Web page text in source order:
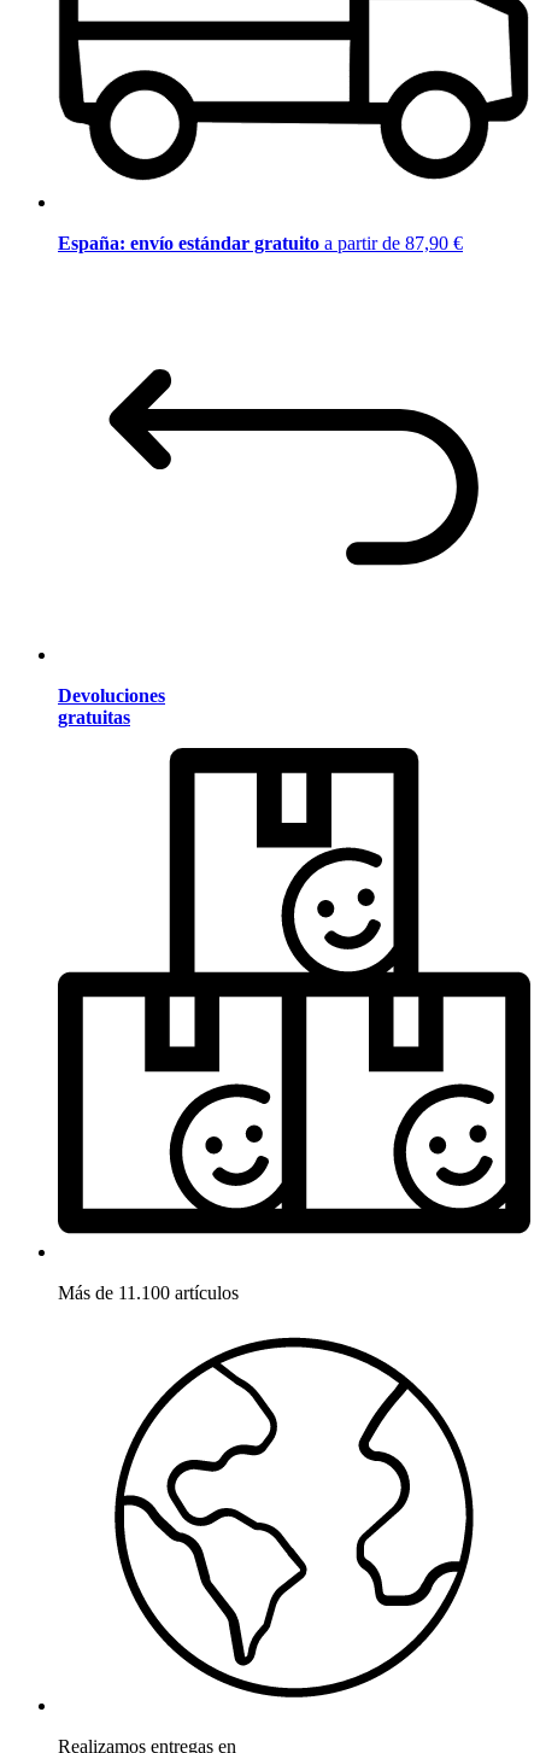
España: envío estándar gratuito a partir de 87,90 €
Devoluciones
gratuitas
Más de 11.100 artículos
Realizamos entregas en